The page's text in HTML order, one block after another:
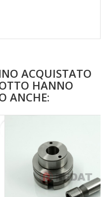
ACQUISTATO
HANNO
ANCHE: